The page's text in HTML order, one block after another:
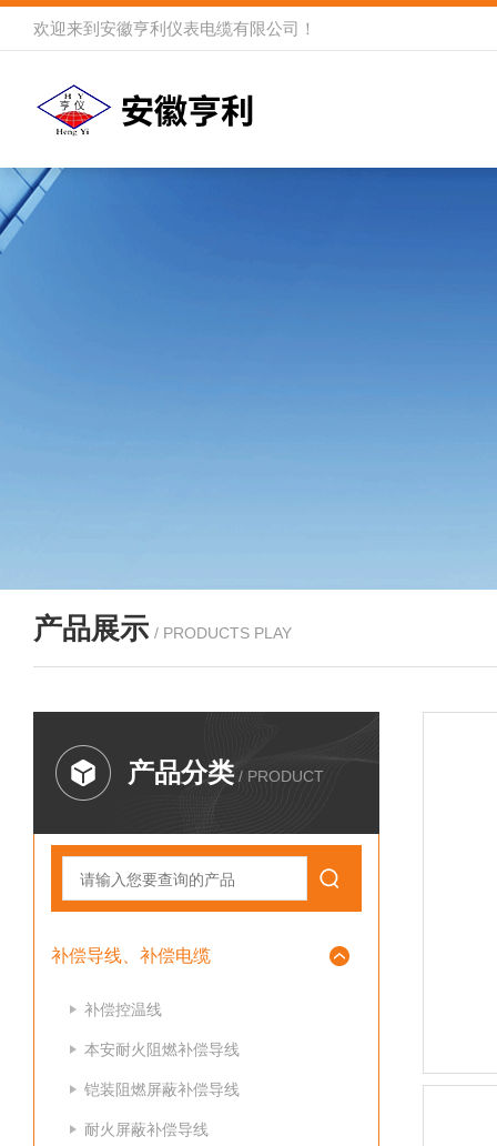
欢迎来到 安徽亨利仪表电缆有限公司 ！
产品展示 / PRODUCTS PLAY
产品分类 / PRODUCT
补偿导线、补偿电缆
补偿控温线
本安耐火阻燃补偿导线
铠装阻燃屏蔽补偿导线
耐火屏蔽补偿导线